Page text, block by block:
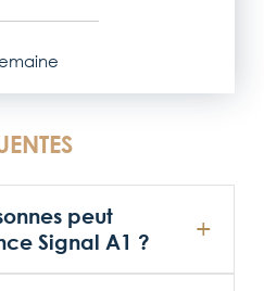
peut
Signal A1 ?